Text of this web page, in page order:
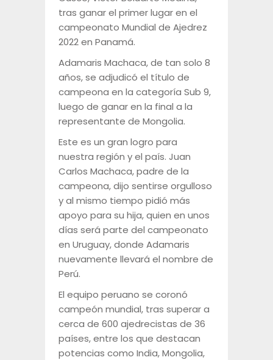
tras ganar el primer lugar en el
campeonato Mundial de Ajedrez
2022 en Panamá.
Adamaris Machaca, de tan solo 8
años, se adjudicó el título de
campeona en la categoría Sub 9,
luego de ganar en la final a la
representante de Mongolia.
Este es un gran logro para
nuestra región y el país. Juan
Carlos Machaca, padre de la
campeona, dijo sentirse orgulloso
y al mismo tiempo pidió más
apoyo para su hija, quien en unos
días será parte del campeonato
en Uruguay, donde Adamaris
nuevamente llevará el nombre de
Perú.
El equipo peruano se coronó
campeón mundial, tras superar a
cerca de 600 ajedrecistas de 36
países, entre los que destacan
potencias como India, Mongolia,